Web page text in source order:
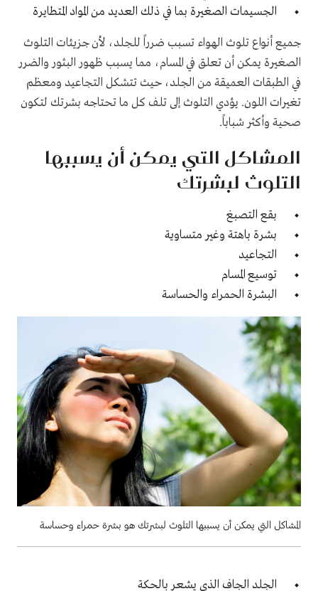
الجسيمات الصغيرة بما في ذلك العديد من المواد المتطايرة
جميع أنواع تلوث الهواء تسبب ضرراً للجلد، لأن جزيئات التلوث
الصغيرة يمكن أن تعلق في المسام، مما يسبب ظهور البثور والضرر
في الطبقات العميقة من الجلد، حيث تتشكل التجاعيد ومعظم
تغيرات اللون. يؤدي التلوث إلى تلف كل ما تحتاجه بشرتك لتكون
صحية وأكثر شباباً.
المشاكل التي يمكن أن يسببها
التلوث لبشرتك
بقع التصبغ
بشرة باهتة وغير متساوية
التجاعيد
توسيع المسام
البشرة الحمراء والحساسة
المشاكل التي يمكن أن يسببها التلوث لبشرتك هو بشرة حمراء وحساسة
الجلد الجاف الذي يشعر بالحكة